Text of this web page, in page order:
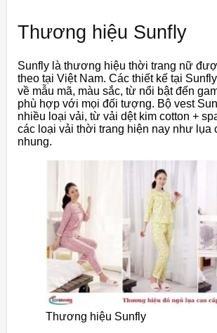
Thương hiệu Sunfly
Sunfly là thương hiệu thời trang nữ
theo tại Việt Nam. Các thiết kế tại
về mẫu mã, màu sắc, từ nổi bật đến
phù hợp với mọi đối tượng. Bộ vest
nhiều loại vải, từ vải dệt kim cotton +
các loại vải thời trang hiện nay như lụa
nhung.
Thương hiệu Sunfly